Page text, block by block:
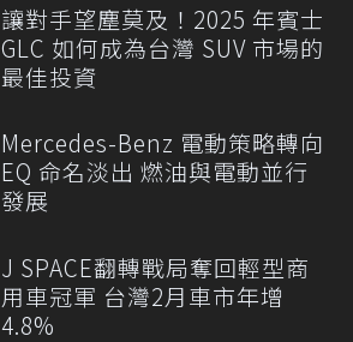
讓對手望塵莫及！2025 年賓士
GLC 如何成為台灣 SUV 市場的
最佳投資
Mercedes-Benz 電動策略轉向
EQ 命名淡出 燃油與電動並行
發展
J SPACE翻轉戰局奪回輕型商
用車冠軍 台灣2月車市年增
4.8%